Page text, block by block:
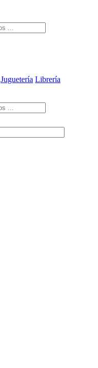
Juguetería Librería